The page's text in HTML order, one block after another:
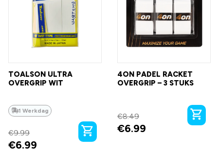
TOALSON ULTRA
OVERGRIP WIT
1 Werkdag
€9.99
€6.99
4ON PADEL RACKET
OVERGRIP – 3 STUKS
€8.49
€6.99